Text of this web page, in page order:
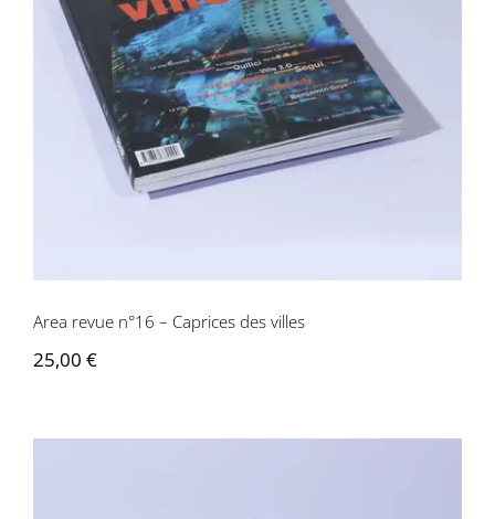
Area revue n°16 – Caprices des villes
Area revue n°16 – Caprices des villes
25,00 €